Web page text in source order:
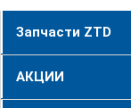
Запчасти ZTD
АКЦИИ